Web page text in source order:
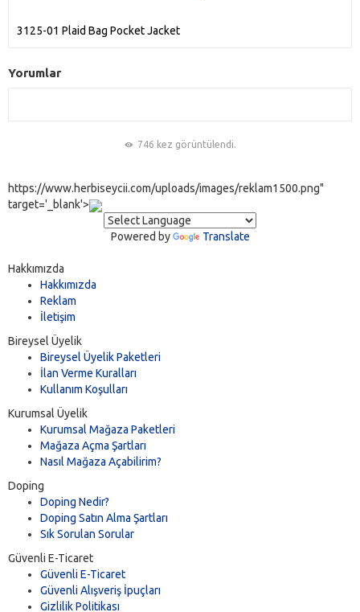
3125-01 Plaid Bag Pocket Jacket
Yorumlar
746 kez görüntülendi.
https://www.herbiseycii.com/uploads/images/reklam1500.png"
target='_blank'>
Powered by Translate
Hakkımızda
Hakkımızda
Reklam
İletişim
Bireysel Üyelik
Bireysel Üyelik Paketleri
İlan Verme Kuralları
Kullanım Koşulları
Kurumsal Üyelik
Kurumsal Mağaza Paketleri
Mağaza Açma Şartları
Nasıl Mağaza Açabilirim?
Doping
Doping Nedir?
Doping Satın Alma Şartları
Sık Sorulan Sorular
Güvenli E-Ticaret
Güvenli E-Ticaret
Güvenli Alışveriş İpuçları
Gizlilik Politikası